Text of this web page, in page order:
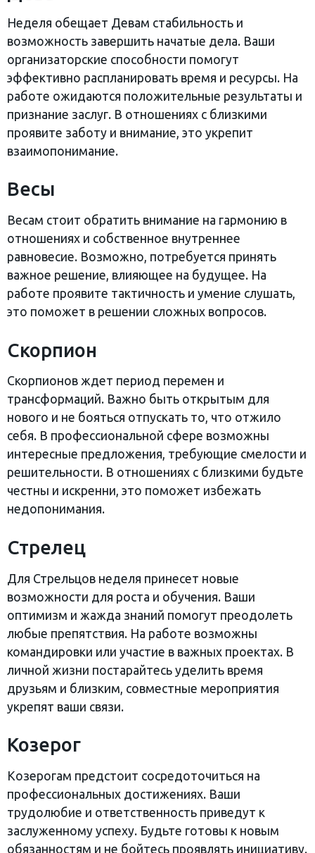
Неделя обещает Девам стабильность и
возможность завершить начатые дела. Ваши
организаторские способности помогут
эффективно распланировать время и ресурсы. На
работе ожидаются положительные результаты и
признание заслуг. В отношениях с близкими
проявите заботу и внимание, это укрепит
взаимопонимание.
Весы
Весам стоит обратить внимание на гармонию в
отношениях и собственное внутреннее
равновесие. Возможно, потребуется принять
важное решение, влияющее на будущее. На
работе проявите тактичность и умение слушать,
это поможет в решении сложных вопросов.
Скорпион
Скорпионов ждет период перемен и
трансформаций. Важно быть открытым для
нового и не бояться отпускать то, что отжило
себя. В профессиональной сфере возможны
интересные предложения, требующие смелости и
решительности. В отношениях с близкими будьте
честны и искренни, это поможет избежать
недопонимания.
Стрелец
Для Стрельцов неделя принесет новые
возможности для роста и обучения. Ваши
оптимизм и жажда знаний помогут преодолеть
любые препятствия. На работе возможны
командировки или участие в важных проектах. В
личной жизни постарайтесь уделить время
друзьям и близким, совместные мероприятия
укрепят ваши связи.
Козерог
Козерогам предстоит сосредоточиться на
профессиональных достижениях. Ваши
трудолюбие и ответственность приведут к
заслуженному успеху. Будьте готовы к новым
обязанностям и не бойтесь проявлять инициативу.